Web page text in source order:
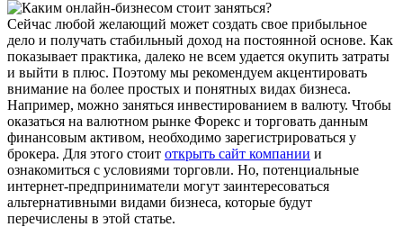
Сейчас любой желающий может создать свое прибыльное
дело и получать стабильный доход на постоянной основе. Как
показывает практика, далеко не всем удается окупить затраты
и выйти в плюс. Поэтому мы рекомендуем акцентировать
внимание на более простых и понятных видах бизнеса.
Например, можно заняться инвестированием в валюту. Чтобы
оказаться на валютном рынке Форекс и торговать данным
финансовым активом, необходимо зарегистрироваться у
брокера. Для этого стоит открыть сайт компании и
ознакомиться с условиями торговли. Но, потенциальные
интернет-предприниматели могут заинтересоваться
альтернативными видами бизнеса, которые будут
перечислены в этой статье.